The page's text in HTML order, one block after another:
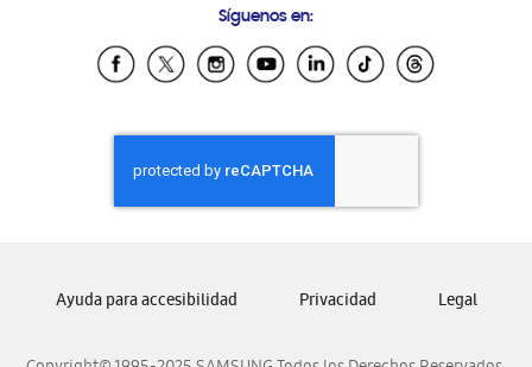
Samsung Ecuador
Samsung El Salvador
Samsung Honduras
Samsung Nicaragua
Samsung Panamá
Samsung Venezuela
Síguenos en:
Ayuda para accesibilidad Privacidad Legal